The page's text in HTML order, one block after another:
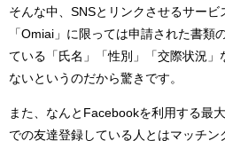
そんな中、SNSとリンクさせるサービ
「Omiai」に限っては申請された書類
ている「氏名」「性別」「交際状況
ないというのだから驚きです。
また、なんとFacebookを利用する最
での友達登録している人とはマッチ